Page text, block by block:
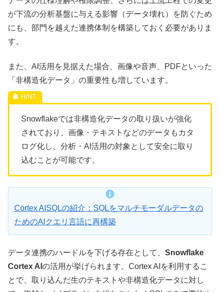
が下流の分析基盤に与える影響（データ壊れ）を防ぐため
にも、部門を越えた連携体制を構築しておく必要がありま
す。
また、AI活用を見据えた場合、画像や音声、PDFといった
「非構造化データ」の重要性も増しています。
Snowflakeでは非構造化データの取り扱いが強化
されており、画像・テキストなどのデータもカタ
ログ化し、分析・AI活用の対象として安全に取り
込むことが可能です。
Cortex AISQLの紹介：SQLをマルチモーダルデータの
ためのAIクエリ言語に再構築
データ連携のハードルを下げる存在として、 Snowflake
Cortex AI の活用が挙げられます。Cortex AIを利用するこ
とで、取り込んだ生のテキストや非構造化データに対し